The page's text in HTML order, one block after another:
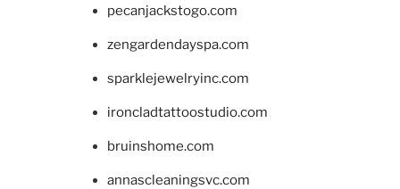
pecanjackstogo.com
zengardendayspa.com
sparklejewelryinc.com
ironcladtattoostudio.com
bruinshome.com
annascleaningsvc.com